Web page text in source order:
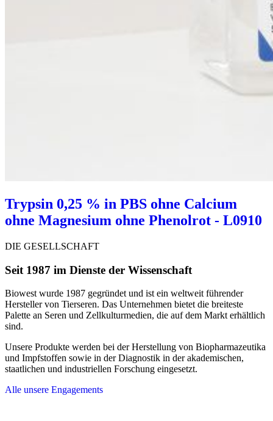
Trypsin 0,25 % in PBS ohne Calcium
ohne Magnesium ohne Phenolrot - L0910
DIE GESELLSCHAFT
Seit 1987 im Dienste der Wissenschaft
Biowest wurde 1987 gegründet und ist ein weltweit führender
Hersteller von Tierseren. Das Unternehmen bietet die breiteste
Palette an Seren und Zellkulturmedien, die auf dem Markt erhältlich
sind.
Unsere Produkte werden bei der Herstellung von Biopharmazeutika
und Impfstoffen sowie in der Diagnostik in der akademischen,
staatlichen und industriellen Forschung eingesetzt.
Alle unsere Engagements